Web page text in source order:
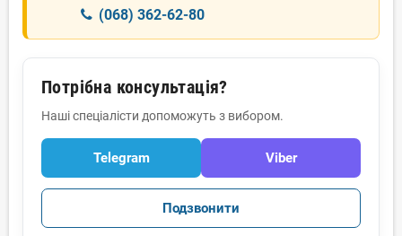
(068) 362-62-80
Потрібна консультація?
Наші спеціалісти допоможуть з вибором.
Telegram Viber
Подзвонити